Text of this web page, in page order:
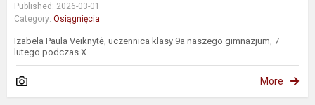
Published: 2026-03-01
Category: Osiągnięcia
Izabela Paula Veiknytė, uczennica klasy 9a naszego gimnazjum, 7
lutego podczas X...
More